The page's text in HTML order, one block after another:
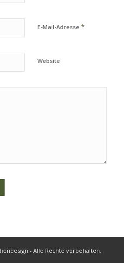
E-Mail-Adresse *
Website
- Alle Rechte vorbehalten.